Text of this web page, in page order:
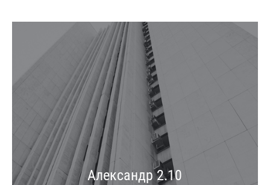
Александр 2.10